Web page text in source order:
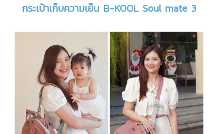
กระเป๋าเก็บความเย็น B-KOOL Soul mate 3